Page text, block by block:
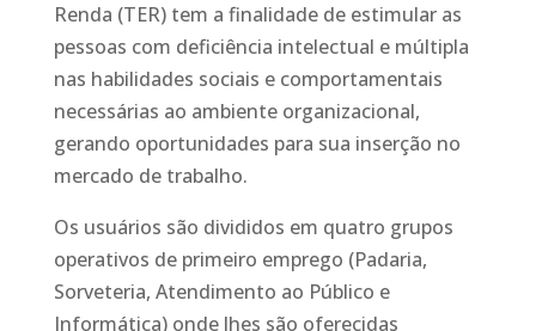
Renda (TER) tem a finalidade de estimular as
pessoas com deficiência intelectual e múltipla
nas habilidades sociais e comportamentais
necessárias ao ambiente organizacional,
gerando oportunidades para sua inserção no
mercado de trabalho.
Os usuários são divididos em quatro grupos
operativos de primeiro emprego (Padaria,
Sorveteria, Atendimento ao Público e
Informática) onde lhes são oferecidas